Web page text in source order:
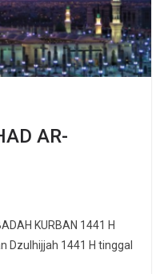
AR-
Dzulhijjah 1441 H tinggal